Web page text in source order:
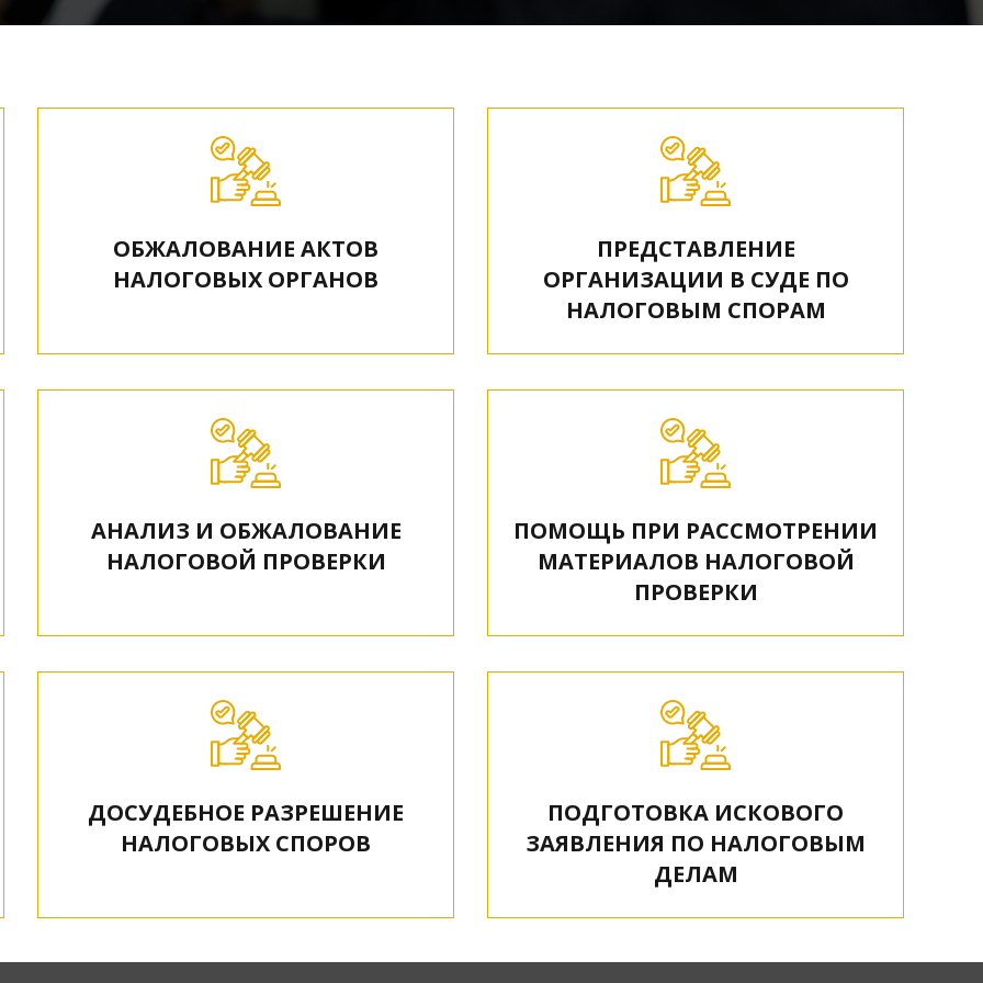
ОБЖАЛОВАНИЕ АКТОВ
НАЛОГОВЫХ ОРГАНОВ
ПРЕДСТАВЛЕНИЕ
ОРГАНИЗАЦИИ В СУДЕ ПО
НАЛОГОВЫМ СПОРАМ
АНАЛИЗ И ОБЖАЛОВАНИЕ
НАЛОГОВОЙ ПРОВЕРКИ
ПОМОЩЬ ПРИ РАССМОТРЕНИИ
МАТЕРИАЛОВ НАЛОГОВОЙ
ПРОВЕРКИ
ДОСУДЕБНОЕ РАЗРЕШЕНИЕ
НАЛОГОВЫХ СПОРОВ
ПОДГОТОВКА ИСКОВОГО
ЗАЯВЛЕНИЯ ПО НАЛОГОВЫМ
ДЕЛАМ